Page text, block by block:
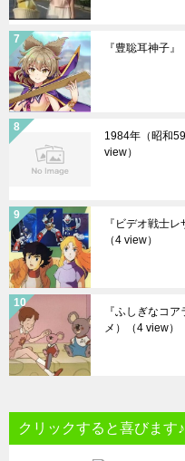
『豊聡耳神子』
1984年（昭和
view）
『ビデオ戦士
（4 view）
『ふしぎなコ
メ）
（4 view）
クリックすると喜びます♪